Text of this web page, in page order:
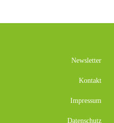
Newsletter
Kontakt
Impressum
Datenschutz